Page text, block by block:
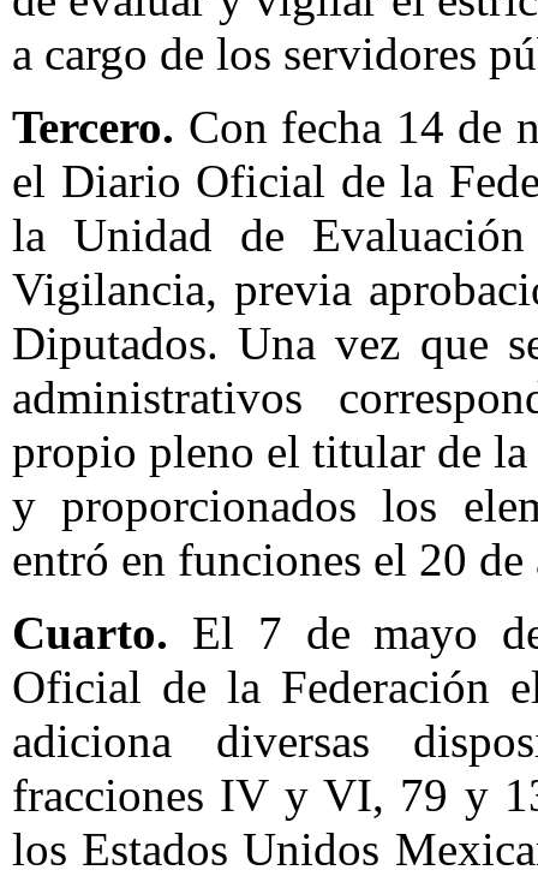
a cargo de los servidores
Tercero. Con fecha 14 de
el Diario Oficial de la
la Unidad de
Vigilancia, previa
Diputados. Una vez que
administrativos
propio pleno el titular de
y proporcionados los
entró en funciones el 20
Cuarto. El 7 de mayo
Oficial de la Federación
adiciona diversas
fracciones IV y VI, 79 y
los Estados Unidos